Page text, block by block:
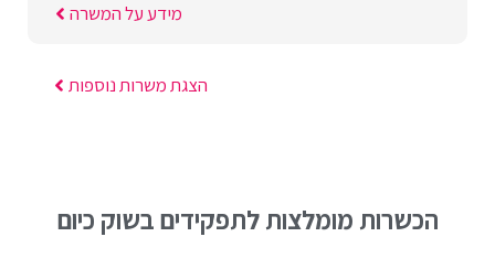
מידע על המשרה
הצגת משרות נוספות
הכשרות מומלצות לתפקידים בשוק כיום